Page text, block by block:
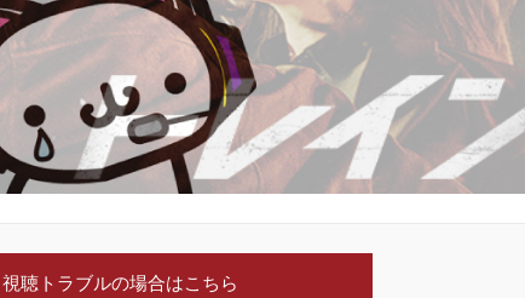
視聴トラブルの場合はこちら